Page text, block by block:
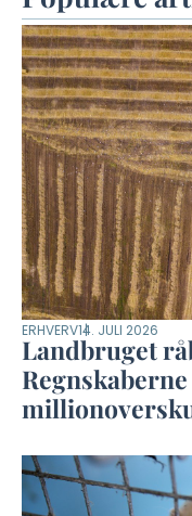
ERHVERV14. JULI 2026
Landbruget